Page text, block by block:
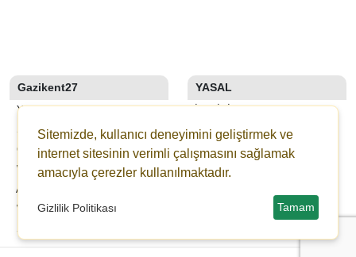
Gazikent27
YAZARLAR
SON DAKİKA
GALERİLER
WEBTV
ANKETLER
WİKİ
ŞEHİR REHBERİ
YASAL
İLETIŞIM
KÜNYE
YAYIN İLKELERI
KURALLAR
KULLANICI SÖZLEŞMESI
Sitemizde, kullanıcı deneyimini geliştirmek ve
internet sitesinin verimli çalışmasını sağlamak
amacıyla çerezler kullanılmaktadır.
Gizlilik Politikası Tamam